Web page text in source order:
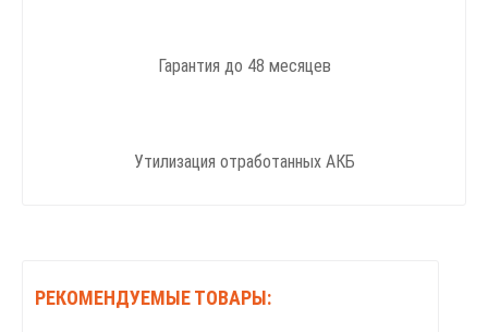
Гарантия до 48 месяцев
Утилизация отработанных АКБ
РЕКОМЕНДУЕМЫЕ ТОВАРЫ: